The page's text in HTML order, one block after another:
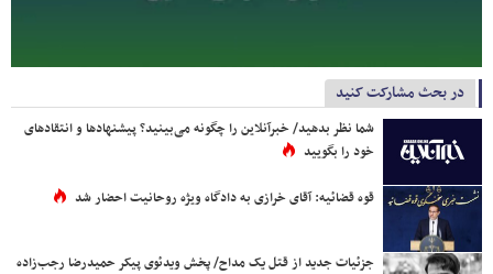
در بحث مشارکت کنید
شما نظر بدهید/ خبرآنلاین را چگونه می‌بینید؟ پیشنهادها و انتقادهای
خود را بگویید
قوه قضائیه: آقای خرازی به دادگاه ویژه روحانیت احضار شد
جزئیات جدید از قتل یک مداح/ پخش ویدئوی پیکر حمیدرضا رجب‌زاده